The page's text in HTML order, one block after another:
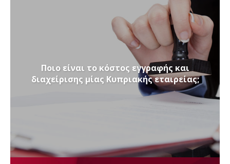
Ποιο είναι το κόστος εγγραφής και
διαχείρισης μίας Κυπριακής εταιρείας;